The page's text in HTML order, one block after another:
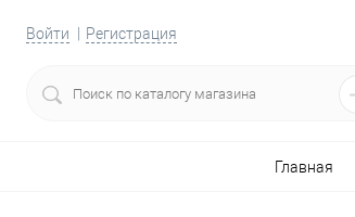
Войти Регистрация
Главная